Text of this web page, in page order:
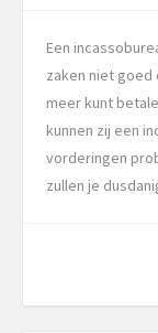
Een
zaken niet
meer kunt
kunnen zij een
vorderingen
zullen je